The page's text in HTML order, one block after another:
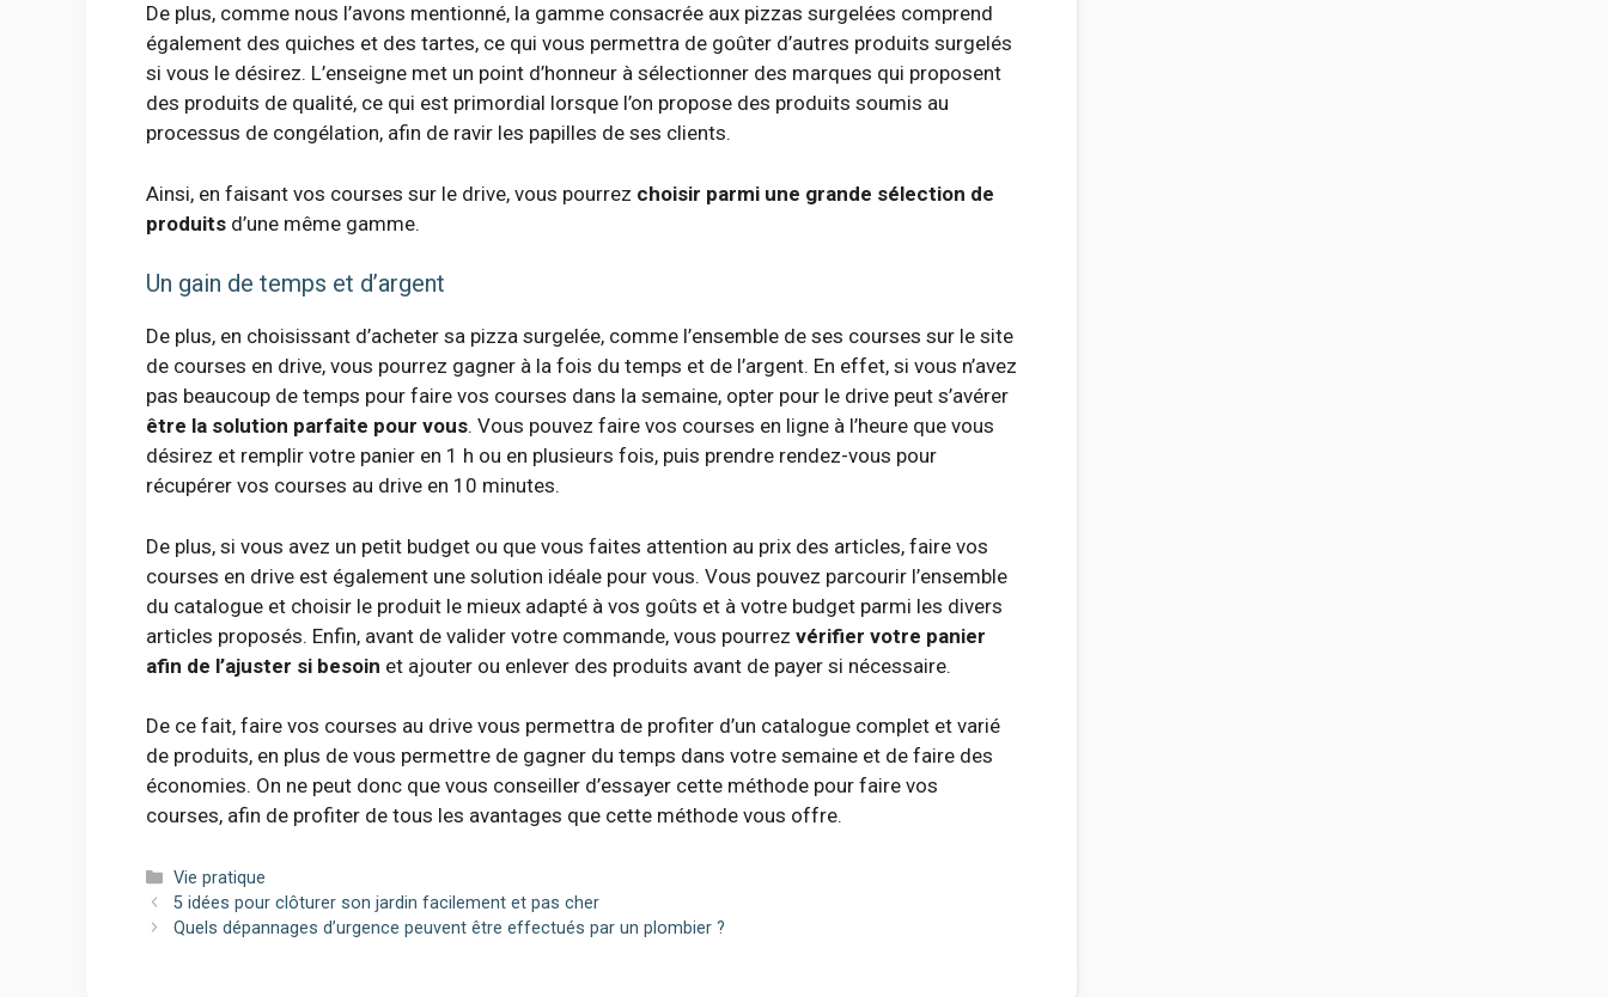
De plus, comme nous l’avons mentionné, la gamme consacrée aux pizzas surgelées comprend
également des quiches et des tartes, ce qui vous permettra de goûter d’autres produits surgelés
si vous le désirez. L’enseigne met un point d’honneur à sélectionner des marques qui proposent
des produits de qualité, ce qui est primordial lorsque l’on propose des produits soumis au
processus de congélation, afin de ravir les papilles de ses clients.
Ainsi, en faisant vos courses sur le drive, vous pourrez choisir parmi une grande sélection de
produits d’une même gamme.
Un gain de temps et d’argent
De plus, en choisissant d’acheter sa pizza surgelée, comme l’ensemble de ses courses sur le site
de courses en drive, vous pourrez gagner à la fois du temps et de l’argent. En effet, si vous n’avez
pas beaucoup de temps pour faire vos courses dans la semaine, opter pour le drive peut s’avérer
être la solution parfaite pour vous. Vous pouvez faire vos courses en ligne à l’heure que vous
désirez et remplir votre panier en 1 h ou en plusieurs fois, puis prendre rendez-vous pour
récupérer vos courses au drive en 10 minutes.
De plus, si vous avez un petit budget ou que vous faites attention au prix des articles, faire vos
courses en drive est également une solution idéale pour vous. Vous pouvez parcourir l’ensemble
du catalogue et choisir le produit le mieux adapté à vos goûts et à votre budget parmi les divers
articles proposés. Enfin, avant de valider votre commande, vous pourrez vérifier votre panier
afin de l’ajuster si besoin et ajouter ou enlever des produits avant de payer si nécessaire.
De ce fait, faire vos courses au drive vous permettra de profiter d’un catalogue complet et varié
de produits, en plus de vous permettre de gagner du temps dans votre semaine et de faire des
économies. On ne peut donc que vous conseiller d’essayer cette méthode pour faire vos
courses, afin de profiter de tous les avantages que cette méthode vous offre.
Catégories
Vie pratique
5 idées pour clôturer son jardin facilement et pas cher
Quels dépannages d’urgence peuvent être effectués par un plombier ?